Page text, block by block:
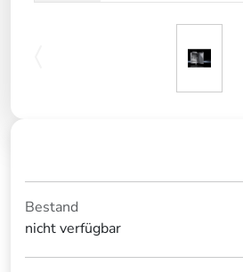
Bestand
nicht verfügbar